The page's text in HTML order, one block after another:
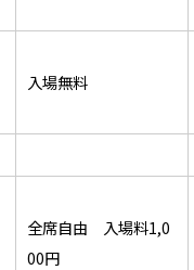
入場無料
全席自由 入場料1,0
00円